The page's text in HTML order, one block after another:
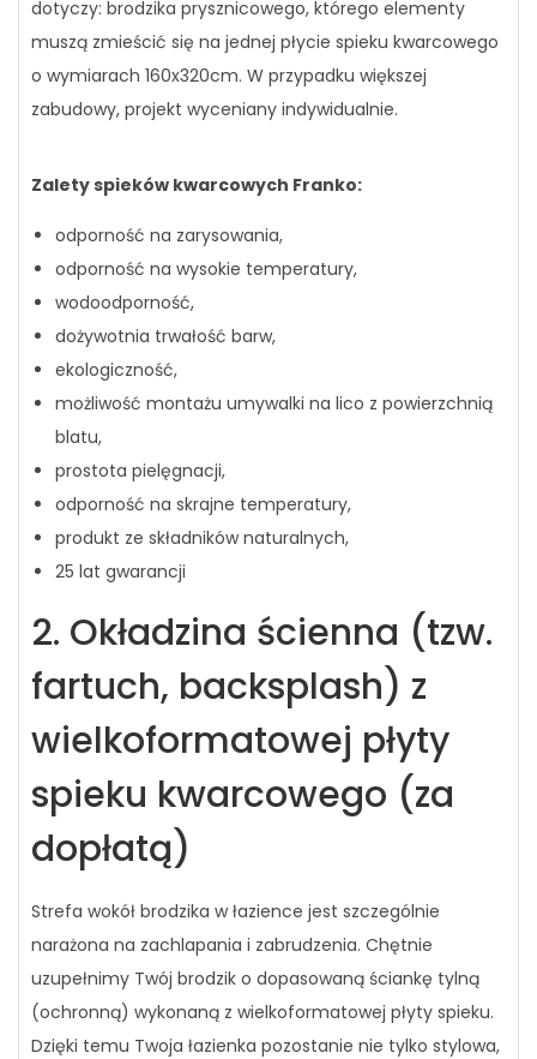
dotyczy: brodzika prysznicowego, którego elementy
muszą zmieścić się na jednej płycie spieku kwarcowego
o wymiarach 160x320cm. W przypadku większej
zabudowy, projekt wyceniany indywidualnie.
Zalety spieków kwarcowych Franko:
odporność na zarysowania,
odporność na wysokie temperatury,
wodoodporność,
dożywotnia trwałość barw,
ekologiczność,
możliwość montażu umywalki na lico z powierzchnią
blatu,
prostota pielęgnacji,
odporność na skrajne temperatury,
produkt ze składników naturalnych,
25 lat gwarancji
2. Okładzina ścienna (tzw.
fartuch, backsplash) z
wielkoformatowej płyty
spieku kwarcowego (za
dopłatą)
Strefa wokół brodzika w łazience jest szczególnie
narażona na zachlapania i zabrudzenia. Chętnie
uzupełnimy Twój brodzik o dopasowaną ściankę tylną
(ochronną) wykonaną z wielkoformatowej płyty spieku.
Dzięki temu Twoja łazienka pozostanie nie tylko stylowa,